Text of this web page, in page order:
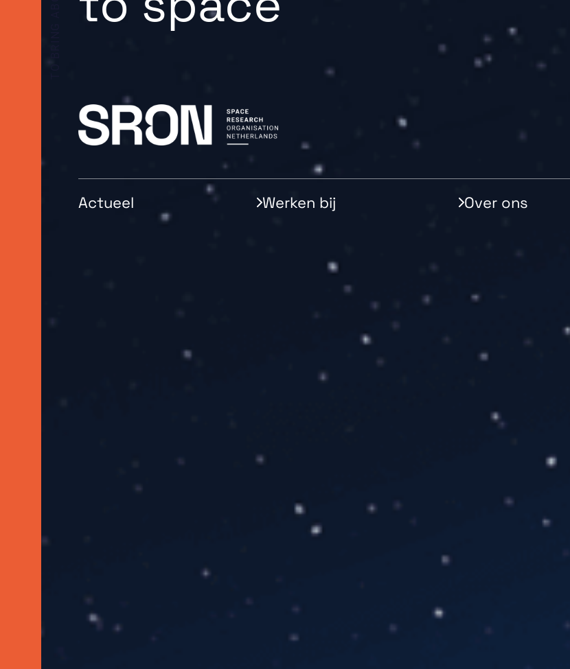
Actueel Werken bij Over ons